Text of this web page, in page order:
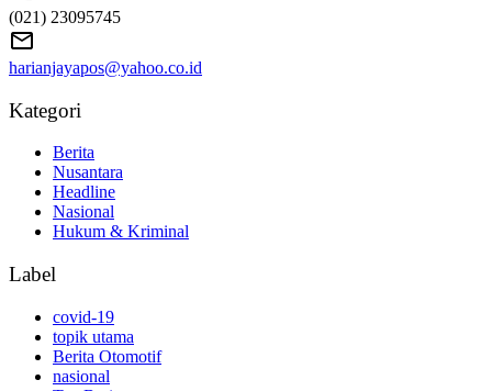
(021) 23095745
harianjayapos@yahoo.co.id
Kategori
Berita
Nusantara
Headline
Nasional
Hukum & Kriminal
Label
covid-19
topik utama
Berita Otomotif
nasional